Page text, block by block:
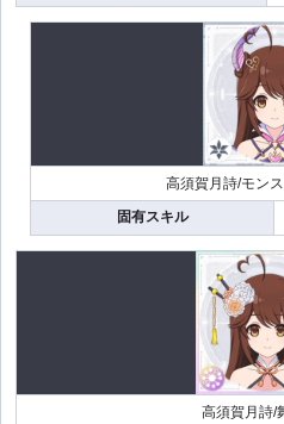
高須賀月詩/モン
固有スキル
高須賀月詩/